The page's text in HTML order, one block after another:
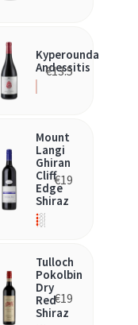
Kyperounda
Andessitis
€13.5
Mount
Langi
Ghiran
Cliff
Edge
Shiraz
€19
Tulloch
Pokolbin
Dry
Red
Shiraz
€19